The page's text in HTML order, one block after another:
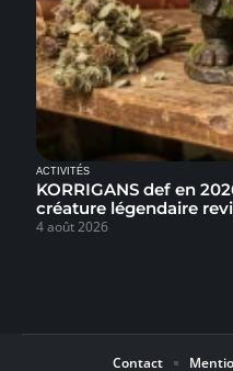
ACTIVITÉS
KORRIGANS def en
créature légendaire
4 août 2026
Contact